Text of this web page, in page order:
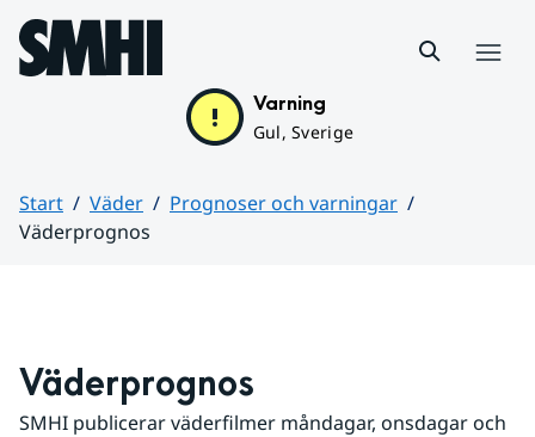
Hoppa till sidans innehåll
Varning
Gul, Sverige
Start Väder
Prognoser och varningar
Väderprognos
Väderprognos
SMHI publicerar väderfilmer måndagar, onsdagar och